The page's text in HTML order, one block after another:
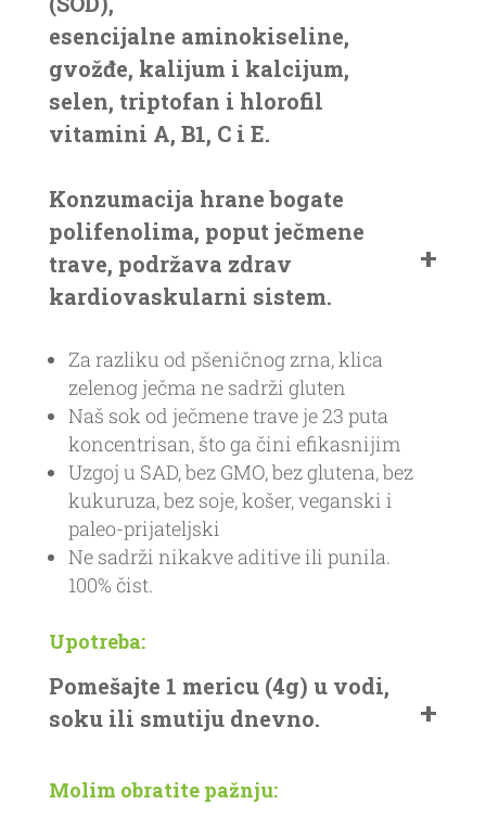
esencijalne aminokiseline,
gvožđe, kalijum i kalcijum,
selen, triptofan i hlorofil
vitamini A, B1, C i E.
Konzumacija hrane bogate
polifenolima, poput ječmene
trave, podržava zdrav
kardiovaskularni sistem.
Za razliku od pšeničnog zrna, klica
zelenog ječma ne sadrži gluten
Naš sok od ječmene trave je 23 puta
koncentrisan, što ga čini efikasnijim
Uzgoj u SAD, bez GMO, bez glutena, bez
kukuruza, bez soje, košer, veganski i
paleo-prijateljski
Ne sadrži nikakve aditive ili punila.
100% čist.
Upotreba:
Pomešajte 1 mericu (4g) u vodi,
soku ili smutiju dnevno.
Molim obratite pažnju: